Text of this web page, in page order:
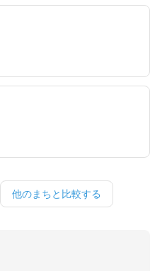
他のまちと比較する